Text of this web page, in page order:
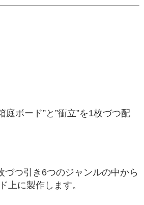
ボード”と”衝立”を1枚づつ配
づつ引き6つのジャンルの中から
上に製作します。